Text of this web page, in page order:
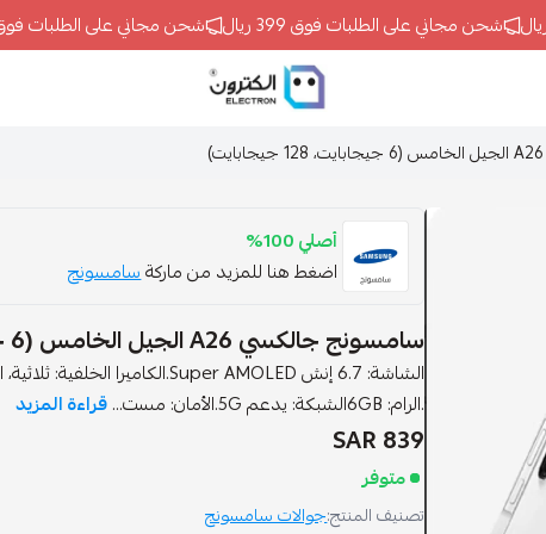
شحن مجاني على الطلبات فوق 399 ريال شحن مجاني على الطلبات فوق 399 ريال
ELECTRON
أصلي 100%
اضغط هنا للمزيد من ماركةسامسونج
سامسونج جالكسي A26 الجيل الخامس (6 جيجابايت، 128 جيجابايت)
.الرام: 6GBالشبكة: يدعم 5G.الأمان: مست...
قراءة المزيد
839 SAR
متوفر
تصنيف المنتج:جوالات سامسونج